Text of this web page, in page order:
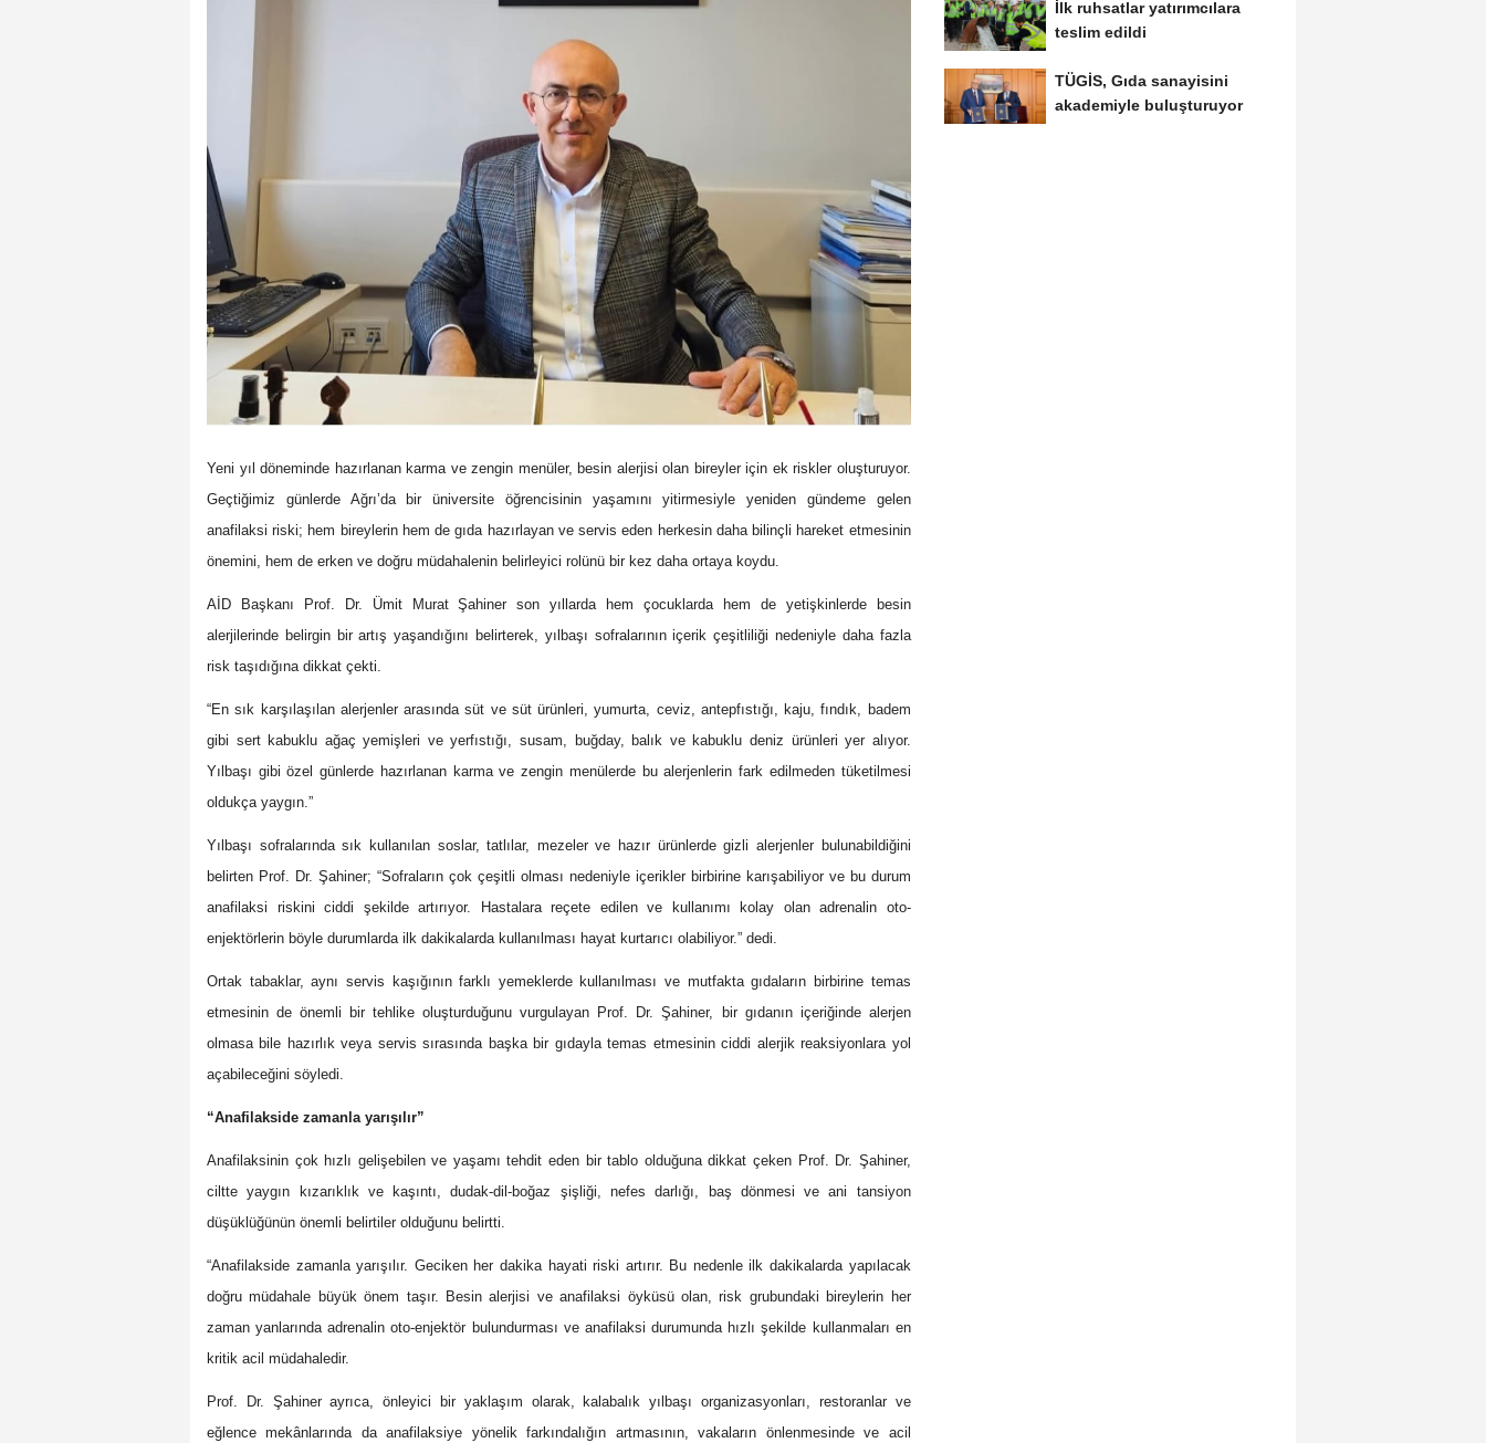
Yeni yıl döneminde hazırlanan karma ve zengin menüler, besin alerjisi olan bireyler için ek riskler oluşturuyor.
Geçtiğimiz günlerde Ağrı’da bir üniversite öğrencisinin yaşamını yitirmesiyle yeniden gündeme gelen
anafilaksi riski; hem bireylerin hem de gıda hazırlayan ve servis eden herkesin daha bilinçli hareket etmesinin
önemini, hem de erken ve doğru müdahalenin belirleyici rolünü bir kez daha ortaya koydu.
AİD Başkanı Prof. Dr. Ümit Murat Şahiner son yıllarda hem çocuklarda hem de yetişkinlerde besin
alerjilerinde belirgin bir artış yaşandığını belirterek, yılbaşı sofralarının içerik çeşitliliği nedeniyle daha fazla
risk taşıdığına dikkat çekti.
“En sık karşılaşılan alerjenler arasında süt ve süt ürünleri, yumurta, ceviz, antepfıstığı, kaju, fındık, badem
gibi sert kabuklu ağaç yemişleri ve yerfıstığı, susam, buğday, balık ve kabuklu deniz ürünleri yer alıyor.
Yılbaşı gibi özel günlerde hazırlanan karma ve zengin menülerde bu alerjenlerin fark edilmeden tüketilmesi
oldukça yaygın.”
Yılbaşı sofralarında sık kullanılan soslar, tatlılar, mezeler ve hazır ürünlerde gizli alerjenler bulunabildiğini
belirten Prof. Dr. Şahiner; “Sofraların çok çeşitli olması nedeniyle içerikler birbirine karışabiliyor ve bu durum
anafilaksi riskini ciddi şekilde artırıyor. Hastalara reçete edilen ve kullanımı kolay olan adrenalin oto-
enjektörlerin böyle durumlarda ilk dakikalarda kullanılması hayat kurtarıcı olabiliyor.” dedi.
Ortak tabaklar, aynı servis kaşığının farklı yemeklerde kullanılması ve mutfakta gıdaların birbirine temas
etmesinin de önemli bir tehlike oluşturduğunu vurgulayan Prof. Dr. Şahiner, bir gıdanın içeriğinde alerjen
olmasa bile hazırlık veya servis sırasında başka bir gıdayla temas etmesinin ciddi alerjik reaksiyonlara yol
açabileceğini söyledi.
“Anafilakside zamanla yarışılır”
Anafilaksinin çok hızlı gelişebilen ve yaşamı tehdit eden bir tablo olduğuna dikkat çeken Prof. Dr. Şahiner,
ciltte yaygın kızarıklık ve kaşıntı, dudak-dil-boğaz şişliği, nefes darlığı, baş dönmesi ve ani tansiyon
düşüklüğünün önemli belirtiler olduğunu belirtti.
“Anafilakside zamanla yarışılır. Geciken her dakika hayati riski artırır. Bu nedenle ilk dakikalarda yapılacak
doğru müdahale büyük önem taşır. Besin alerjisi ve anafilaksi öyküsü olan, risk grubundaki bireylerin her
zaman yanlarında adrenalin oto-enjektör bulundurması ve anafilaksi durumunda hızlı şekilde kullanmaları en
kritik acil müdahaledir.
Prof. Dr. Şahinerayrıca, önleyici bir yaklaşım olarak, kalabalık yılbaşı organizasyonları, restoranlar ve
eğlence mekânlarında da anafilaksiye yönelik farkındalığın artmasının, vakaların önlenmesinde ve acil
İlk ruhsatlar yatırımcılara
teslim edildi
TÜGİS, Gıda sanayisini
akademiyle buluşturuyor